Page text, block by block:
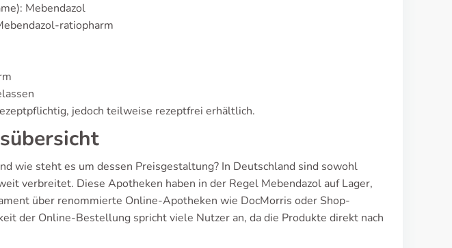
Mebendazol
ratiopharm
jedoch teilweise rezeptfrei erhältlich.
wie steht es um dessen Preisgestaltung? In Deutschland sind sowohl
verbreitet. Diese Apotheken haben in der Regel Mebendazol auf Lager,
über renommierte Online-Apotheken wie DocMorris oder Shop-
der Online-Bestellung spricht viele Nutzer an, da die Produkte direkt nach